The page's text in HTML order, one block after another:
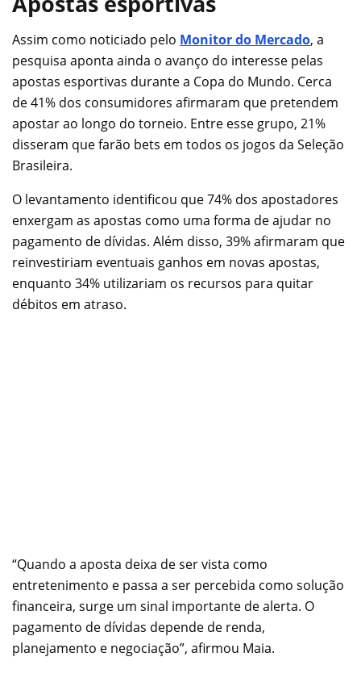
Assim como noticiado pelo Monitor do Mercado, a
pesquisa aponta ainda o avanço do interesse pelas
apostas esportivas durante a Copa do Mundo. Cerca
de 41% dos consumidores afirmaram que pretendem
apostar ao longo do torneio. Entre esse grupo, 21%
disseram que farão bets em todos os jogos da Seleção
Brasileira.
O levantamento identificou que 74% dos apostadores
enxergam as apostas como uma forma de ajudar no
pagamento de dívidas. Além disso, 39% afirmaram que
reinvestiriam eventuais ganhos em novas apostas,
enquanto 34% utilizariam os recursos para quitar
débitos em atraso.
“Quando a aposta deixa de ser vista como
entretenimento e passa a ser percebida como solução
financeira, surge um sinal importante de alerta. O
pagamento de dívidas depende de renda,
planejamento e negociação”, afirmou Maia.